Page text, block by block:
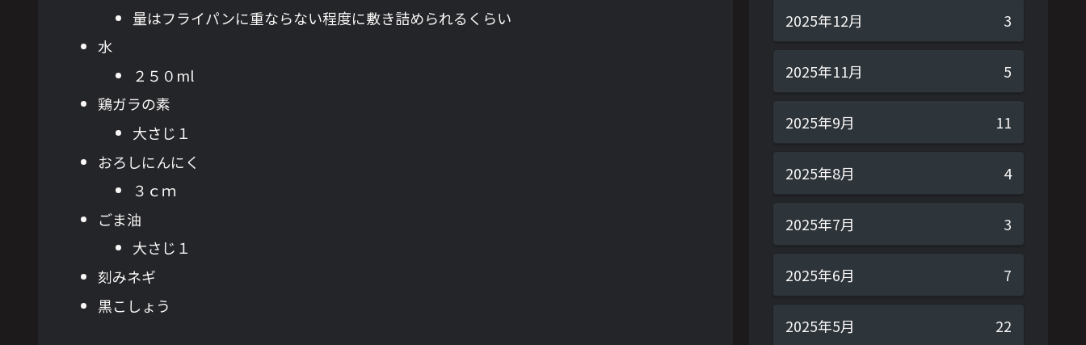
量はフライパンに重ならない程度に敷き詰められるくらい
水
２５０ml
鶏ガラの素
大さじ１
おろしにんにく
３ｃｍ
ごま油
大さじ１
刻みネギ
黒こしょう
2025年12月 3
2025年11月 5
2025年9月 11
2025年8月 4
2025年7月 3
2025年6月 7
2025年5月 22